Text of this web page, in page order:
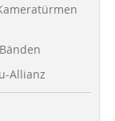
Allianz